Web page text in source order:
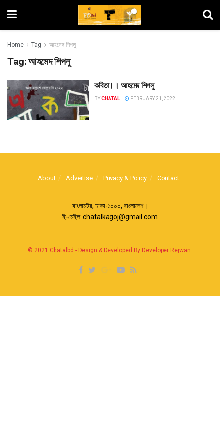
Home Tag আহমেদ শিপলু
Tag: আহমেদ শিপলু
কবিতা।। আহমেদ শিপলু
BYCHATAL FEBRUARY 21, 2022
About Advertise Privacy & Policy Contact
বাংলামটর, ঢাকা-১০০০, বাংলাদেশ।
ই-মেইল: chatalkagoj@gmail.com
© 2021 Chatalbd - Design & Developed By Developer Rejwan.